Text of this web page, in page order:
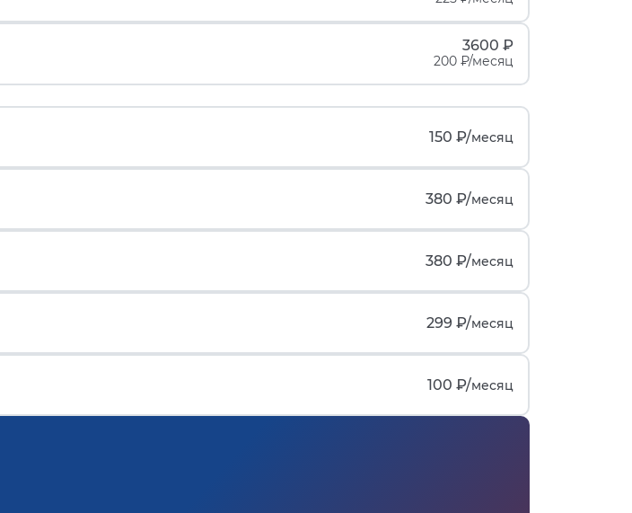
3600 ₽
200 ₽/месяц
150 ₽/месяц
380 ₽/месяц
380 ₽/месяц
299 ₽/месяц
100 ₽/месяц